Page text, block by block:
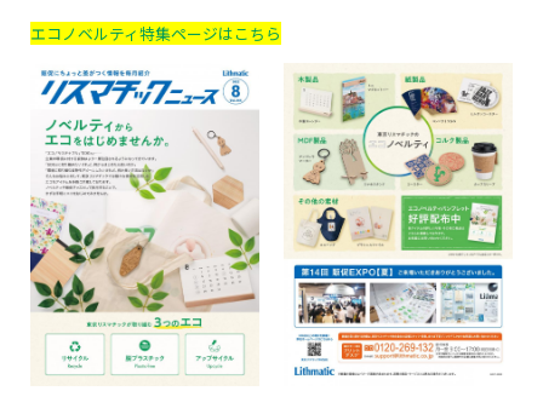
エコノベルティ特集ページはこちら